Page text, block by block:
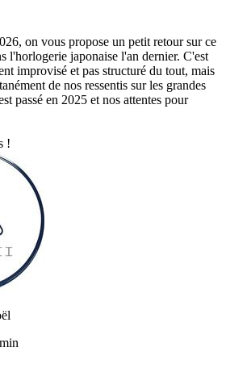
on vous propose un petit retour sur ce
l'horlogerie japonaise l'an dernier. C'est
improvisé et pas structuré du tout, mais
de nos ressentis sur les grandes
passé en 2025 et nos attentes pour
!